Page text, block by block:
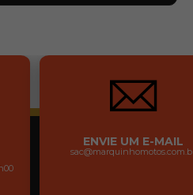
ENVIE UM E-MAIL